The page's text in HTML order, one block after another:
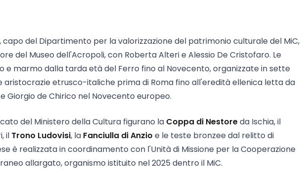
, capo del Dipartimento per la valorizzazione del patrimonio culturale del MiC,
del Museo dell'Acropoli, con Roberta Alteri e Alessio De Cristofaro. Le
marmo dalla tarda età del Ferro fino al Novecento, organizzate in sette
aristocrazie etrusco-italiche prima di Roma fino all'eredità ellenica letta da
Giorgio de Chirico nel Novecento europeo.
del Ministero della Cultura figurano la Coppa di Nestoreda Ischia, il
il Trono Ludovisi, la Fanciulla di Anzio e le teste bronzee dal relitto di
è realizzata in coordinamento con l'Unità di Missione per la Cooperazione
allargato, organismo istituito nel 2025 dentro il MiC.